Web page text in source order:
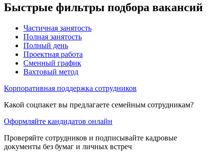
Быстрые фильтры подбора вакансий
Частичная занятость
Полная занятость
Полный день
Проектная работа
Сменный график
Вахтовый метод
Корпоративная поддержка сотрудников
Какой соцпакет вы предлагаете семейным сотрудникам?
Оформляйте кандидатов онлайн
Проверяйте сотрудников и подписывайте кадровые
документы без бумаг и личных встреч